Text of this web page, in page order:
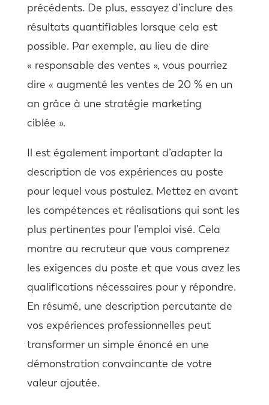
précédents. De plus, essayez d’inclure des
résultats quantifiables lorsque cela est
possible. Par exemple, au lieu de dire
« responsable des ventes », vous pourriez
dire « augmenté les ventes de 20 % en un
an grâce à une stratégie marketing
ciblée ».
Il est également important d’adapter la
description de vos expériences au poste
pour lequel vous postulez. Mettez en avant
les compétences et réalisations qui sont les
plus pertinentes pour l’emploi visé. Cela
montre au recruteur que vous comprenez
les exigences du poste et que vous avez les
qualifications nécessaires pour y répondre.
En résumé, une description percutante de
vos expériences professionnelles peut
transformer un simple énoncé en une
démonstration convaincante de votre
valeur ajoutée.